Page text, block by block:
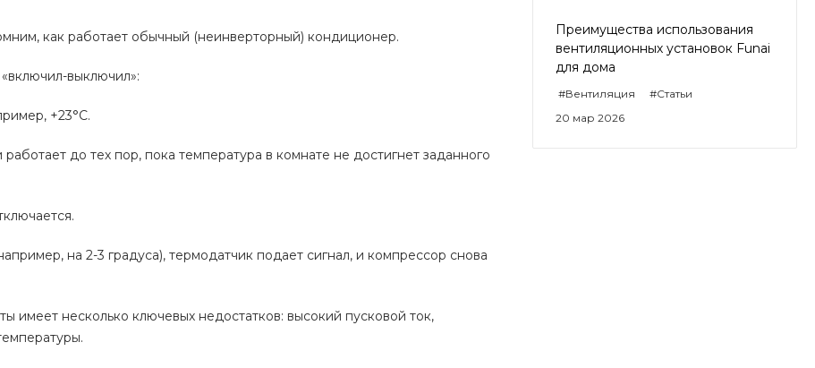
Преимущества использования
вентиляционных установок Funai
для дома
#Вентиляция
#Статьи
20 мар 2026
как работает обычный (неинверторный) кондиционер.
выключил»:
+23°C.
до тех пор, пока температура в комнате не достигнет заданного
на 2-3 градуса), термодатчик подает сигнал, и компрессор снова
имеет несколько ключевых недостатков: высокий пусковой ток,